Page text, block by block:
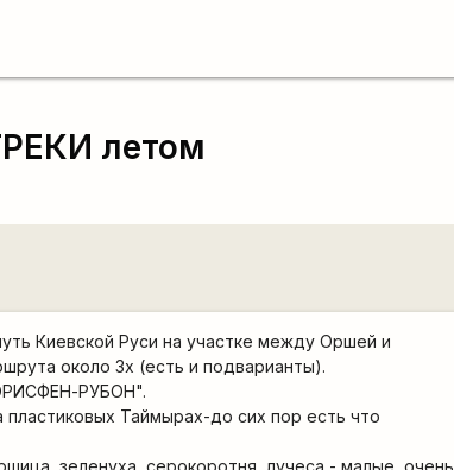
летом
Киевской Руси на участке между Оршей и
около 3х (есть и подварианты).
РУБОН".
Таймырах-до сих пор есть что
зеленуха, серокоротня, лучеса - малые, очень